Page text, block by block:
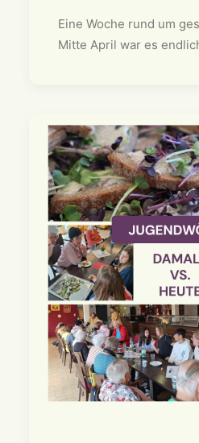
Eine Woche rund um
Mitte April war es